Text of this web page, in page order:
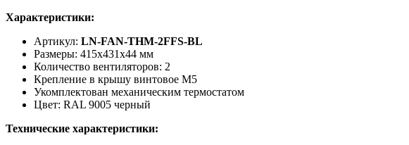
Характеристики:
Артикул: LN-FAN-THM-2FFS-BL
Размеры: 415x431x44 мм
Количество вентиляторов: 2
Крепление в крышу винтовое М5
Укомплектован механическим термостатом
Цвет: RAL 9005 черный
Технические характеристики: